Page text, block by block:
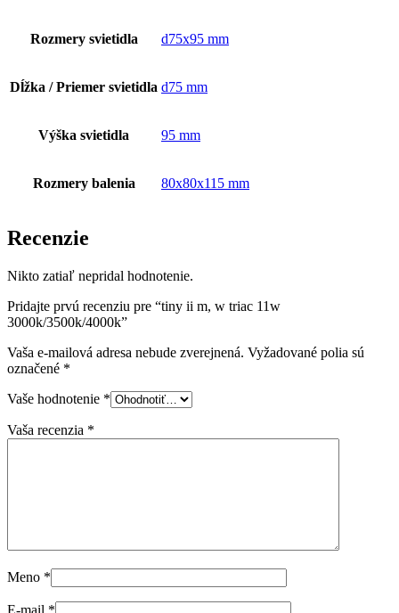
Rozmery svietidla d75x95 mm
Dĺžka / Priemer svietidla d75 mm
Výška svietidla 95 mm
Rozmery balenia 80x80x115 mm
Recenzie
Nikto zatiaľ nepridal hodnotenie.
Pridajte prvú recenziu pre “tiny ii m, w triac 11w
3000k/3500k/4000k”
Vaša e-mailová adresa nebude zverejnená. Vyžadované polia sú
označené *
Vaše hodnotenie *
Vaša recenzia *
Meno *